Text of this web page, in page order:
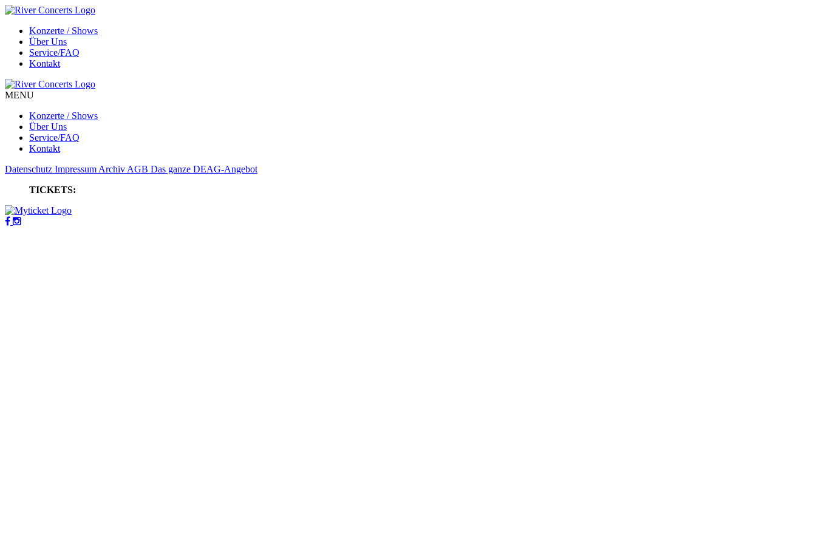
Konzerte / Shows
Über Uns
Service/FAQ
Kontakt
MENU
Konzerte / Shows
Über Uns
Service/FAQ
Kontakt
Datenschutz Impressum Archiv AGB Das ganze DEAG-Angebot
TICKETS: